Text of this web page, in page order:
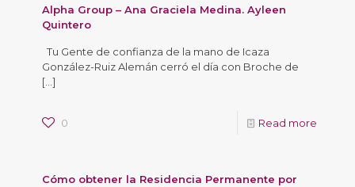
Alpha Group – Ana Graciela Medina. Ayleen
Quintero
Tu Gente de confianza de la mano de Icaza
González-Ruiz Alemán cerró el día con Broche de
[…]
0 Read more
Cómo obtener la Residencia Permanente por